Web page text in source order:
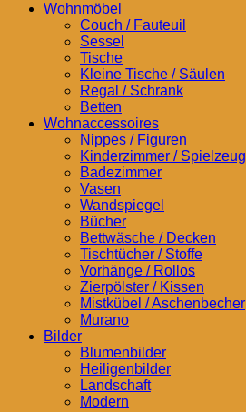
Wohnmöbel
Couch / Fauteuil
Sessel
Tische
Kleine Tische / Säulen
Regal / Schrank
Betten
Wohnaccessoires
Nippes / Figuren
Kinderzimmer / Spielzeug
Badezimmer
Vasen
Wandspiegel
Bücher
Bettwäsche / Decken
Tischtücher / Stoffe
Vorhänge / Rollos
Zierpölster / Kissen
Mistkübel / Aschenbecher
Murano
Bilder
Blumenbilder
Heiligenbilder
Landschaft
Modern